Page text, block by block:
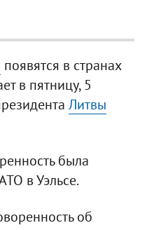
появятся в странах
в пятницу, 5
Литвы
была
в Уэльсе.
об